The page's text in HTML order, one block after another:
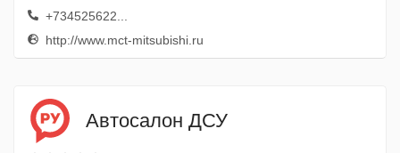
+734525622...
http://www.mct-mitsubishi.ru
Автосалон ДСУ